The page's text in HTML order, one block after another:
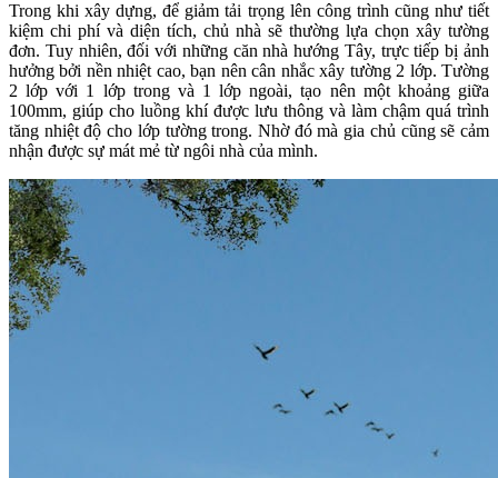
Trong khi xây dựng, để giảm tải trọng lên công trình cũng như tiết
kiệm chi phí và diện tích, chủ nhà sẽ thường lựa chọn xây tường
đơn. Tuy nhiên, đối với những căn nhà hướng Tây, trực tiếp bị ảnh
hưởng bởi nền nhiệt cao, bạn nên cân nhắc xây tường 2 lớp. Tường
2 lớp với 1 lớp trong và 1 lớp ngoài, tạo nên một khoảng giữa
100mm, giúp cho luồng khí được lưu thông và làm chậm quá trình
tăng nhiệt độ cho lớp tường trong. Nhờ đó mà gia chủ cũng sẽ cảm
nhận được sự mát mẻ từ ngôi nhà của mình.